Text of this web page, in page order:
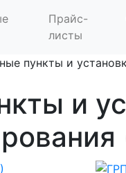
Прайс-
листы
пункты и
и